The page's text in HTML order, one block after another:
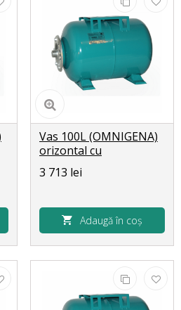
Vas 100L (OMNIGENA)
orizontal cu
manometru ?ncorporat
3 713 lei
Adaugă în coș